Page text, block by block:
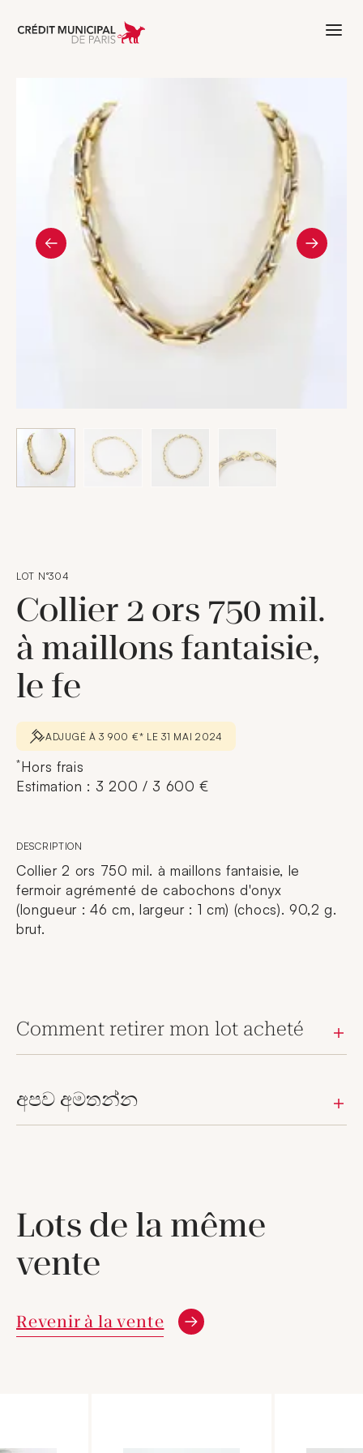
Aller à l'accueil de Crédit Municipal
LOT N°304
Collier 2 ors 750 mil.
à maillons fantaisie,
le fe
ADJUGÉ À 3 900 €* LE 31 MAI 2024
*Hors frais
Estimation : 3 200 / 3 600 €
DESCRIPTION
Collier 2 ors 750 mil. à maillons fantaisie, le
fermoir agrémenté de cabochons d'onyx
(longueur : 46 cm, largeur : 1 cm) (chocs). 90,2 g.
brut.
Comment retirer mon lot acheté
අපව අමතන්න
Lots de la même
vente
Revenir à la vente